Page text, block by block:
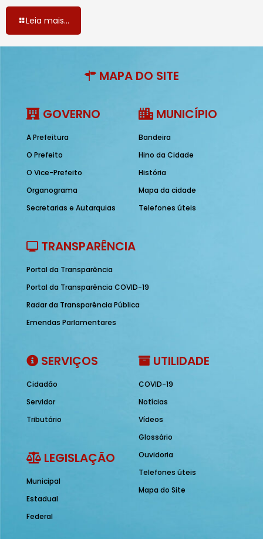
Leia mais...
MAPA DO SITE
GOVERNO
A Prefeitura
O Prefeito
O Vice-Prefeito
Organograma
Secretarias e Autarquias
MUNICÍPIO
Bandeira
Hino da Cidade
História
Mapa da cidade
Telefones úteis
TRANSPARÊNCIA
Portal da Transparência
Portal da Transparência COVID-19
Radar da Transparência Pública
Emendas Parlamentares
SERVIÇOS
Cidadão
Servidor
Tributário
LEGISLAÇÃO
Municipal
Estadual
Federal
UTILIDADE
COVID-19
Notícias
Vídeos
Glossário
Ouvidoria
Telefones úteis
Mapa do Site